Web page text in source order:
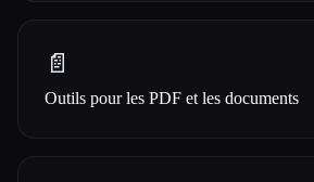
📄
Outils pour les PDF et les documents